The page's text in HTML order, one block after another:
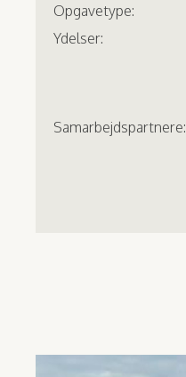
Opgavetype:
Ydelser:
Samarbejdspartnere: